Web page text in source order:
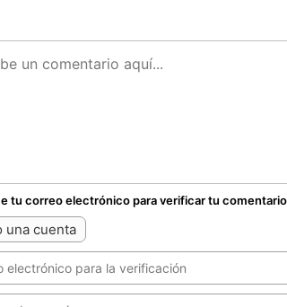
tu correo electrónico para verificar tu
una cuenta